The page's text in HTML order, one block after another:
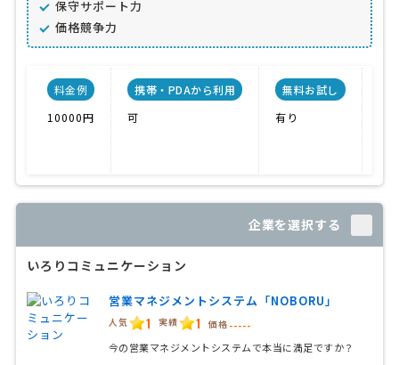
保守サポート力
価格競争力
料金例
10000円
携帯・PDAから利用
可
無料お試し
有り
企業を選択する
いろりコミュニケーション
営業マネジメントシステム「NOBORU」
人気 1 実績 1 価格 -----
今の営業マネジメントシステムで本当に満足ですか？